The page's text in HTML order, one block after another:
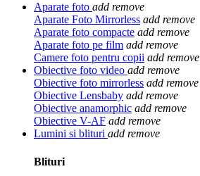
Aparate foto add remove
Aparate Foto Mirrorless add remove
Aparate foto compacte add remove
Aparate foto pe film add remove
Camere foto pentru copii add remove
Obiective foto video add remove
Obiective foto mirrorless add remove
Obiective Lensbaby add remove
Obiective anamorphic add remove
Obiective V-AF add remove
Lumini si blituri add remove
Blituri